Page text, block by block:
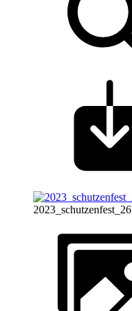
2023_schutzenfest_26